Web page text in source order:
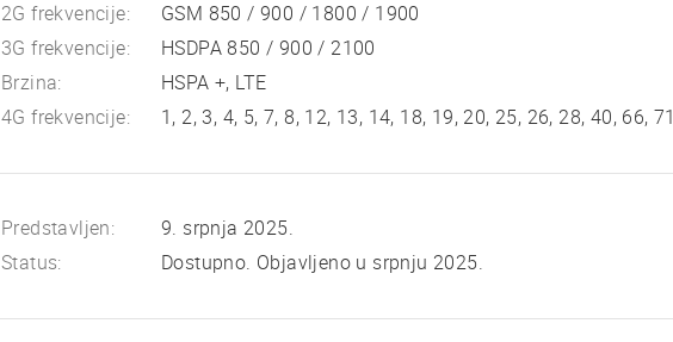
2G frekvencije:
GSM 850 / 900 / 1800 / 1900
3G frekvencije:
HSDPA 850 / 900 / 2100
Brzina:
HSPA +, LTE
4G frekvencije:
1, 2, 3, 4, 5, 7, 8, 12, 13, 14, 18, 19, 20, 25, 26, 28, 40, 66, 71
Predstavljen:
9. srpnja 2025.
Status:
Dostupno. Objavljeno u srpnju 2025.